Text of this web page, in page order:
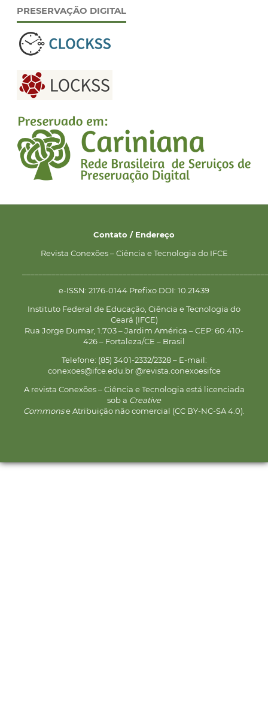
PRESERVAÇÃO DIGITAL
Contato / Endereço
Revista Conexões – Ciência e Tecnologia do IFCE
e-ISSN: 2176-0144 Prefixo DOI: 10.21439
Instituto Federal de Educação, Ciência e Tecnologia do
Ceará (IFCE)
Rua Jorge Dumar, 1.703 – Jardim América – CEP: 60.410-
426 – Fortaleza/CE – Brasil
Telefone: (85) 3401-2332/2328 – E-mail:
conexoes@ifce.edu.br @revista.conexoesifce
A revista Conexões – Ciência e Tecnologia está licenciada
sob a Creative
Commonse Atribuição não comercial (CC BY-NC-SA 4.0).